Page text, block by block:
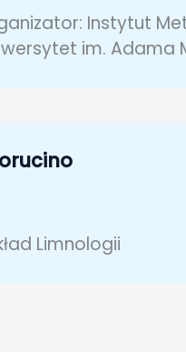
Instytut
im. Adama
Limnologii